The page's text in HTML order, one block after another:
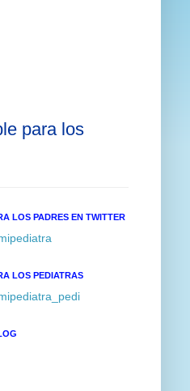
para los
LOS PADRES EN TWITTER
LOS PEDIATRAS